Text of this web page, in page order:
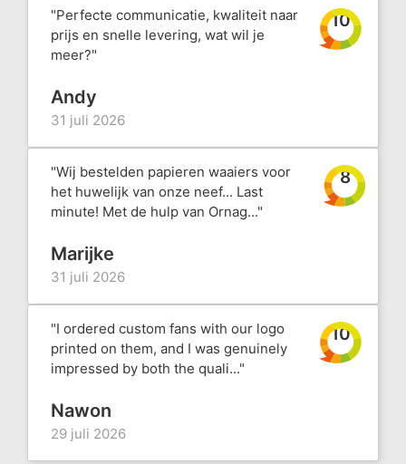
"Perfecte communicatie, kwaliteit naar
prijs en snelle levering, wat wil je
meer?"
10
Andy
31 juli 2026
"Wij bestelden papieren waaiers voor
het huwelijk van onze neef... Last
minute! Met de hulp van Ornag..."
8
Marijke
31 juli 2026
"I ordered custom fans with our logo
printed on them, and I was genuinely
impressed by both the quali..."
10
Nawon
29 juli 2026